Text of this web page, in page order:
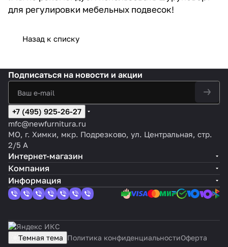
для регулировки мебельных подвесок!
Назад к списку
Подписаться на новости и акции
+7 (495) 925-26-27
mfc@newfurnitura.ru
МО, г. Химки, мкр. Подрезково, ул. Центральная, стр.
2/5 А
Интернет-магазин
Компания
Информация
Темная тема Политика конфиденциальностиОферта